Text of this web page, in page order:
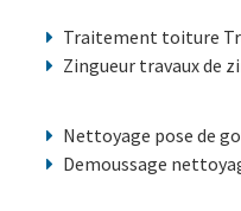
Traitement toiture
Zingueur travaux de
Nettoyage pose de
Demoussage